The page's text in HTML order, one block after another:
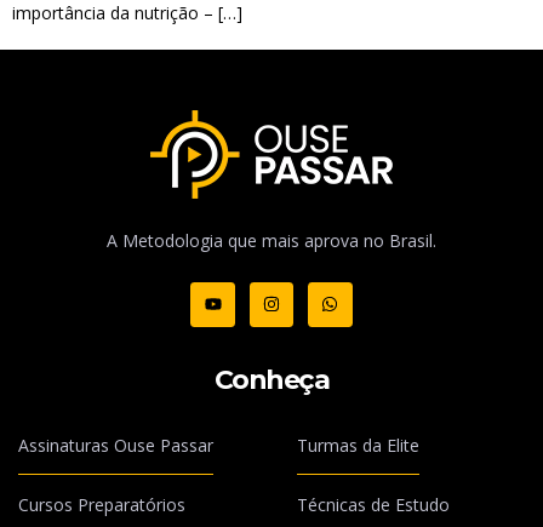
importância da nutrição – […]
A Metodologia que mais aprova no Brasil.
Conheça
Assinaturas Ouse Passar Turmas da Elite
Cursos Preparatórios Técnicas de Estudo